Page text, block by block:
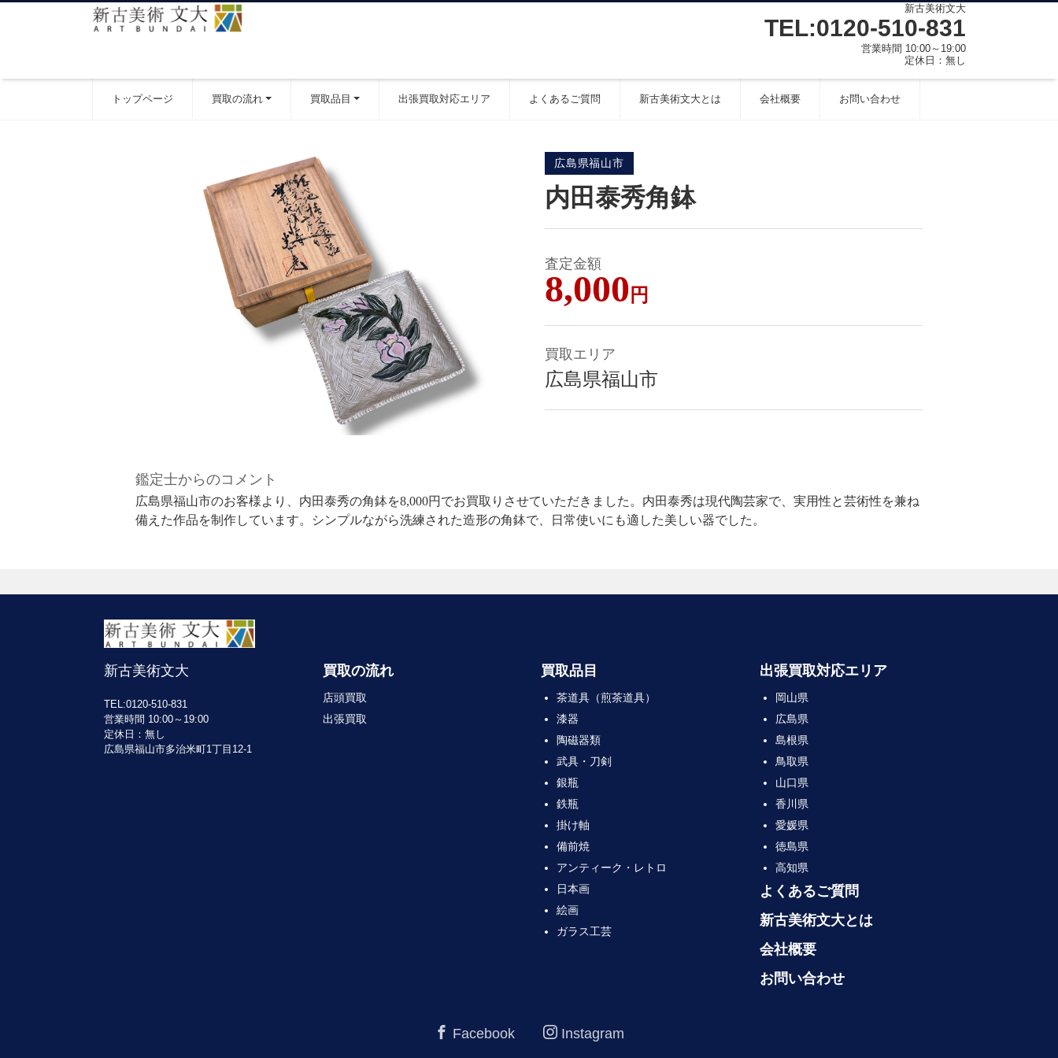
新古美術文大
TEL:0120-510-831
営業時間 10:00～19:00
定休日：無し
トップページ 買取の流れ 買取品目 出張買取対応エリア よくあるご質問 新古美術文大とは 会社概要 お問い合わせ
広島県福山市
内田泰秀角鉢
査定金額
8,000 円
買取エリア
広島県福山市
鑑定士からのコメント
広島県福山市のお客様より、内田泰秀の角鉢を8,000円でお買取りさせていただきました。内田泰秀は現代陶芸家で、実用性と芸術性を兼ね
備えた作品を制作しています。シンプルながら洗練された造形の角鉢で、日常使いにも適した美しい器でした。
新古美術文大
TEL:0120-510-831
営業時間 10:00～19:00
定休日：無し
広島県福山市多治米町1丁目12-1
買取の流れ
店頭買取
出張買取
買取品目
茶道具（煎茶道具）
漆器
陶磁器類
武具・刀剣
銀瓶
鉄瓶
掛け軸
備前焼
アンティーク・レトロ
日本画
絵画
ガラス工芸
出張買取対応エリア
岡山県
広島県
島根県
鳥取県
山口県
香川県
愛媛県
徳島県
高知県
よくあるご質問
新古美術文大とは
会社概要
お問い合わせ
Facebook Instagram